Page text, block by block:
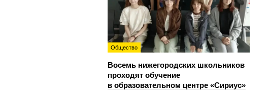
Общество
Восемь нижегородских школьников
проходят обучение
в образовательном центре «Сириус»